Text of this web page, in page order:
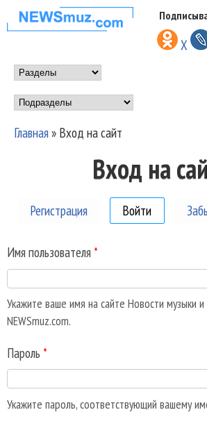
Перейти к основному
содержанию
НОВОСТИ
МУЗЫКИ И
ШОУ БИЗНЕСА
NEWSMUZ.COM
X
Main menu
Подразделы
Вы здесь
Главная» Вход на сайт
Вход на
Регистрация Войти (активная
Имя пользователя *
Укажите ваше имя на сайте Новости музыки
NEWSmuz.com.
Пароль *
Укажите пароль, соответствующий вашему